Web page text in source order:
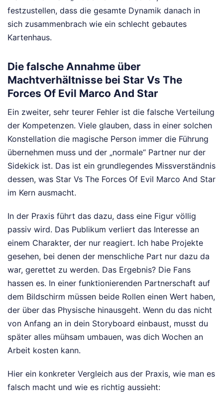
festzustellen, dass die gesamte Dynamik danach in
sich zusammenbrach wie ein schlecht gebautes
Kartenhaus.
Die falsche Annahme über
Machtverhältnisse bei Star Vs The
Forces Of Evil Marco And Star
Ein zweiter, sehr teurer Fehler ist die falsche Verteilung
der Kompetenzen. Viele glauben, dass in einer solchen
Konstellation die magische Person immer die Führung
übernehmen muss und der „normale“ Partner nur der
Sidekick ist. Das ist ein grundlegendes Missverständnis
dessen, was Star Vs The Forces Of Evil Marco And Star
im Kern ausmacht.
In der Praxis führt das dazu, dass eine Figur völlig
passiv wird. Das Publikum verliert das Interesse an
einem Charakter, der nur reagiert. Ich habe Projekte
gesehen, bei denen der menschliche Part nur dazu da
war, gerettet zu werden. Das Ergebnis? Die Fans
hassen es. In einer funktionierenden Partnerschaft auf
dem Bildschirm müssen beide Rollen einen Wert haben,
der über das Physische hinausgeht. Wenn du das nicht
von Anfang an in dein Storyboard einbaust, musst du
später alles mühsam umbauen, was dich Wochen an
Arbeit kosten kann.
Hier ein konkreter Vergleich aus der Praxis, wie man es
falsch macht und wie es richtig aussieht: